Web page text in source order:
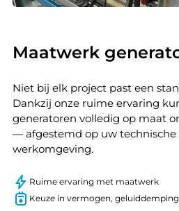
Maatwerk
Niet bij elk project past een
Dankzij onze ruime ervaring
generatoren volledig op maat
— afgestemd op uw technische
werkomgeving.
Ruime ervaring met maatwerk
Keuze in vermogen,